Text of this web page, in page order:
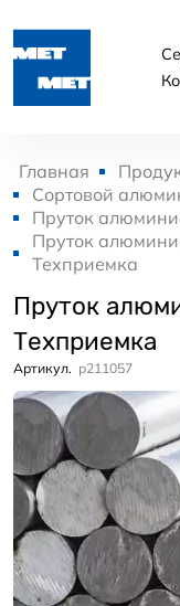
Главная
Сортовой
Пруток
Пруток
Техприемка
Пруток
Техприемка
Артикул. p211057